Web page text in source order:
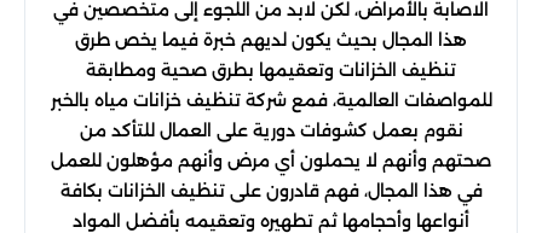
الاصابة بالأمراض، لكن لابد من اللجوء إلى متخصصين في
هذا المجال بحيث يكون لديهم خبرة فيما يخص طرق
تنظيف الخزانات وتعقيمها بطرق صحية ومطابقة
للمواصفات العالمية، فمع شركة تنظيف خزانات مياه بالخبر
نقوم بعمل كشوفات دورية على العمال للتأكد من
صحتهم وأنهم لا يحملون أي مرض وأنهم مؤهلون للعمل
في هذا المجال، فهم قادرون على تنظيف الخزانات بكافة
أنواعها وأحجامها ثم تطهيره وتعقيمه بأفضل المواد